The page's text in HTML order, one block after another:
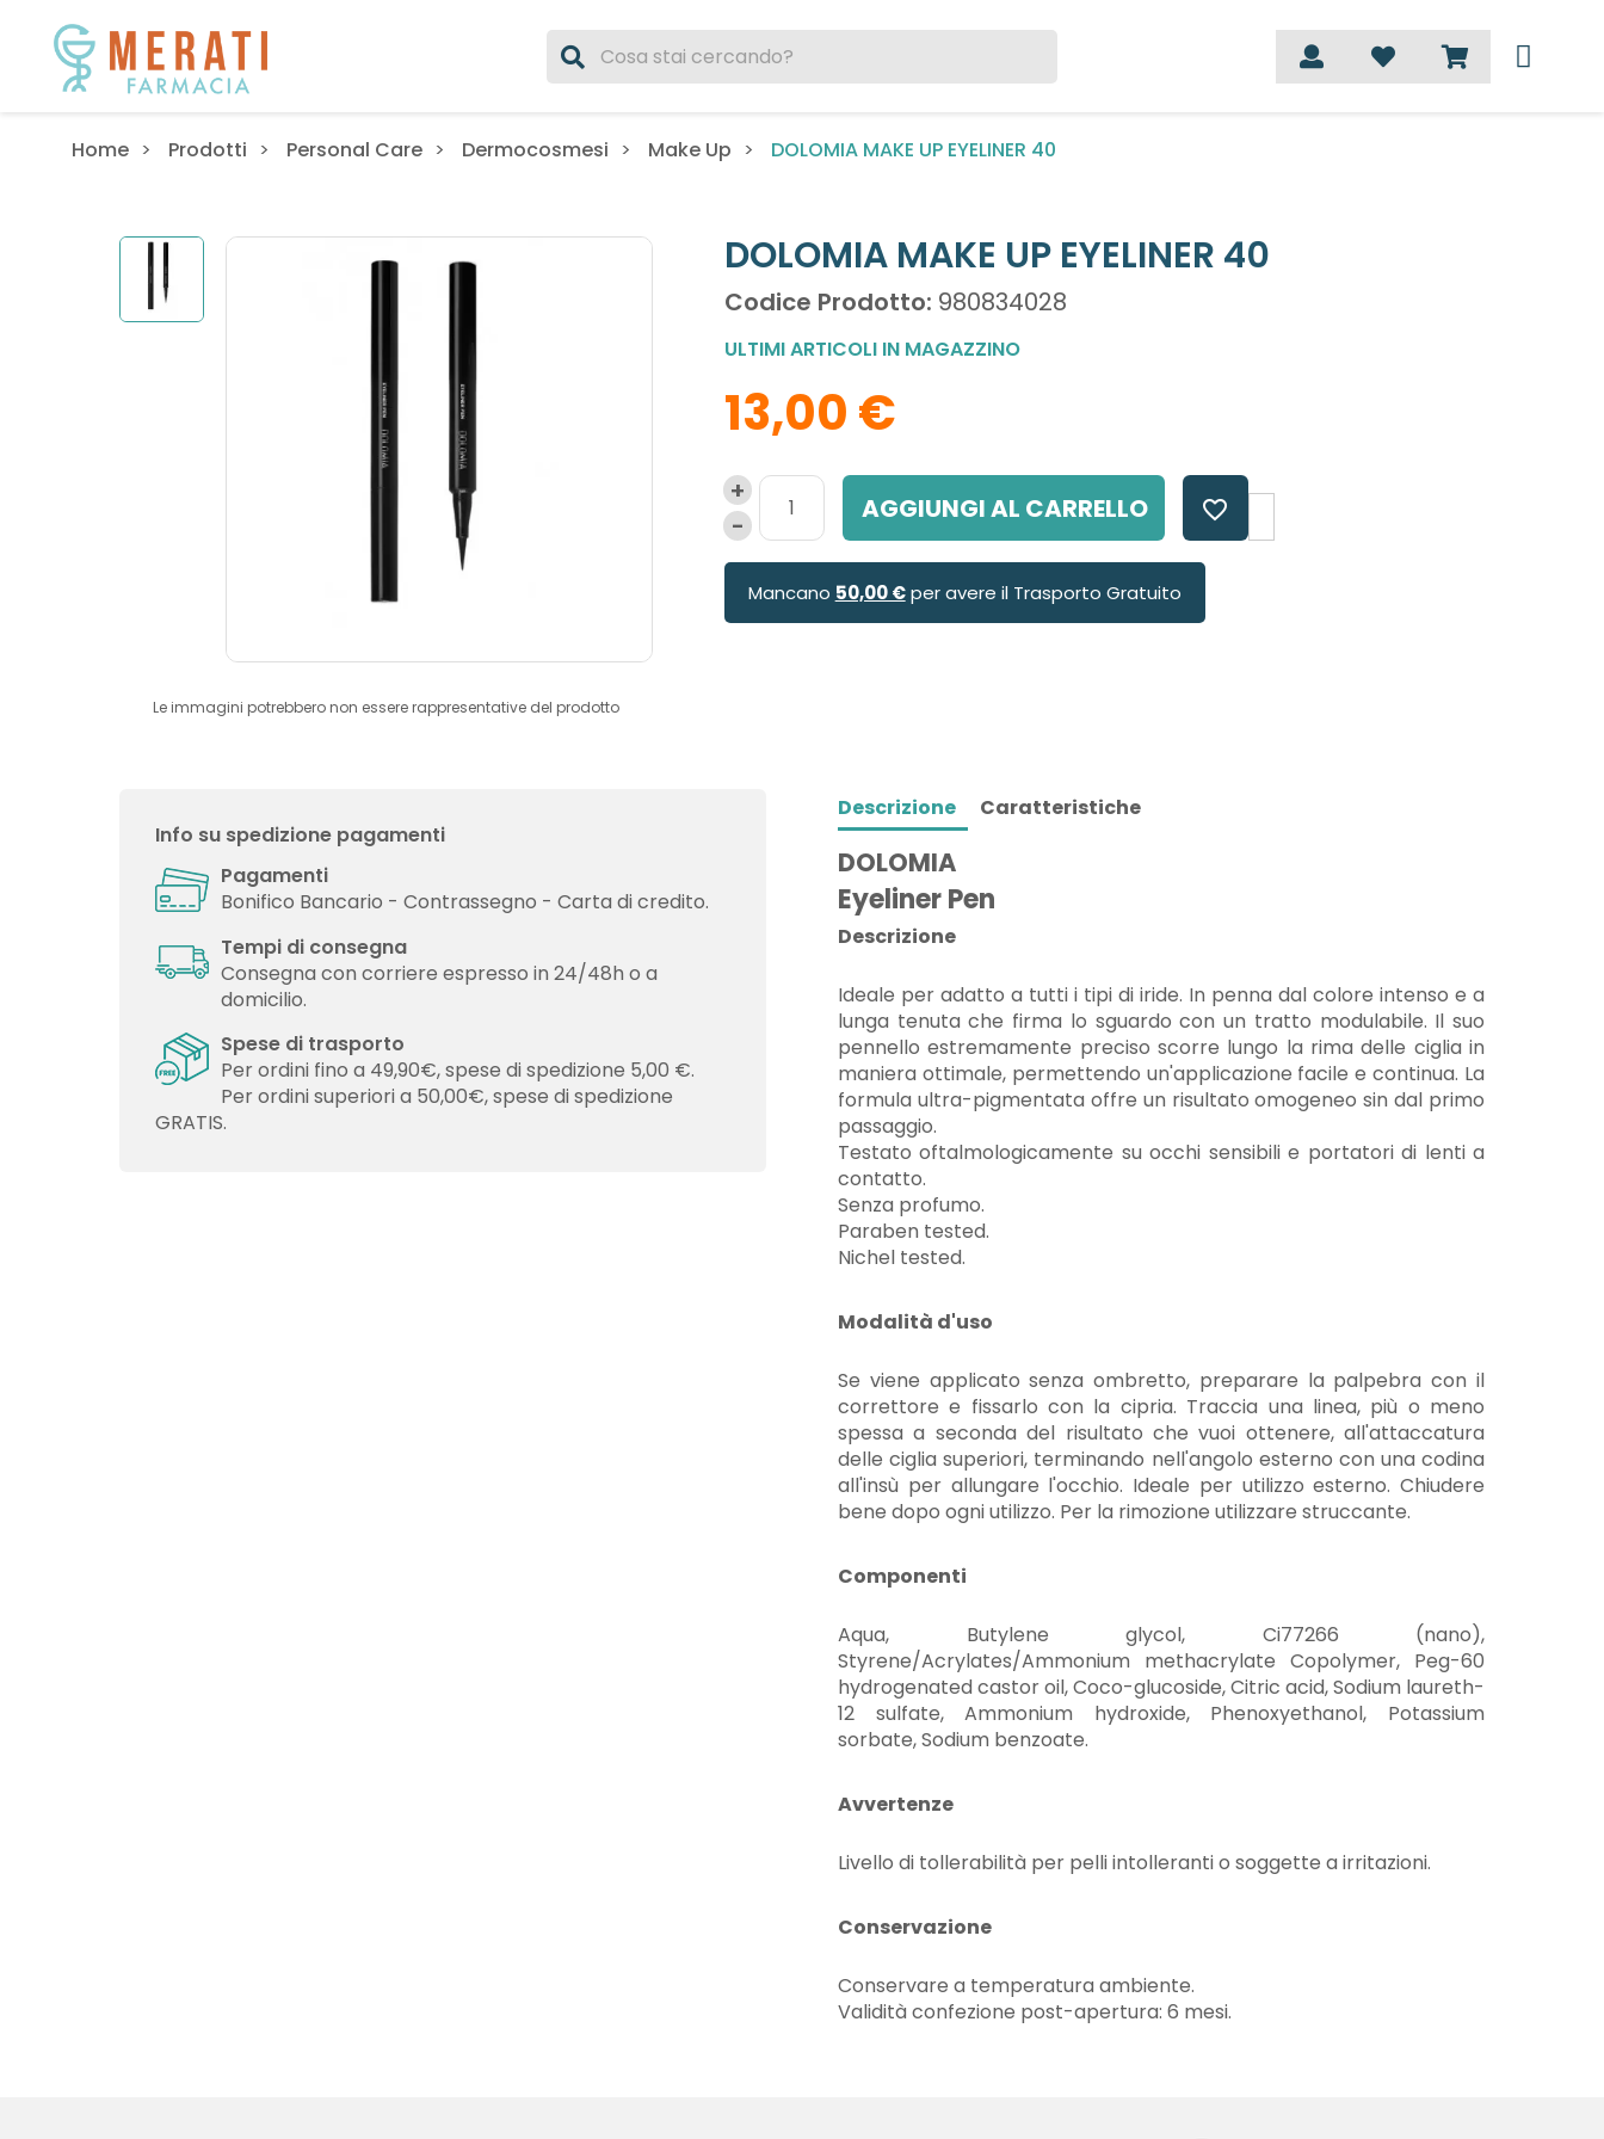
Home Prodotti Personal Care Dermocosmesi Make Up DOLOMIA MAKE UP EYELINER 40
Le immagini potrebbero non essere rappresentative del prodotto
DOLOMIA MAKE UP EYELINER 40
Codice Prodotto: 980834028
ULTIMI ARTICOLI IN MAGAZZINO
13,00 €
AGGIUNGI AL CARRELLO favorite_border
Mancano 50,00 €per avere il Trasporto Gratuito
Descrizione Caratteristiche
DOLOMIA
Eyeliner Pen
Descrizione
Ideale per adatto a tutti i tipi di iride. In penna dal colore intenso e a
lunga tenuta che firma lo sguardo con un tratto modulabile. Il suo
pennello estremamente preciso scorre lungo la rima delle ciglia in
maniera ottimale, permettendo un'applicazione facile e continua. La
formula ultra-pigmentata offre un risultato omogeneo sin dal primo
passaggio.
Testato oftalmologicamente su occhi sensibili e portatori di lenti a
contatto.
Senza profumo.
Paraben tested.
Nichel tested.
Modalità d'uso
Se viene applicato senza ombretto, preparare la palpebra con il
correttore e fissarlo con la cipria. Traccia una linea, più o meno
spessa a seconda del risultato che vuoi ottenere, all'attaccatura
delle ciglia superiori, terminando nell'angolo esterno con una codina
all'insù per allungare l'occhio. Ideale per utilizzo esterno. Chiudere
bene dopo ogni utilizzo. Per la rimozione utilizzare struccante.
Componenti
Aqua, Butylene glycol, Ci77266 (nano),
Styrene/Acrylates/Ammonium methacrylate Copolymer, Peg-60
hydrogenated castor oil, Coco-glucoside, Citric acid, Sodium laureth-
12 sulfate, Ammonium hydroxide, Phenoxyethanol, Potassium
sorbate, Sodium benzoate.
Avvertenze
Livello di tollerabilità per pelli intolleranti o soggette a irritazioni.
Conservazione
Conservare a temperatura ambiente.
Validità confezione post-apertura: 6 mesi.
Info su spedizione pagamenti
Pagamenti
Bonifico Bancario - Contrassegno - Carta di credito.
Tempi di consegna
Consegna con corriere espresso in 24/48h o a
domicilio.
Spese di trasporto
Per ordini fino a 49,90€, spese di spedizione 5,00 €.
Per ordini superiori a 50,00€, spese di spedizione
GRATIS.